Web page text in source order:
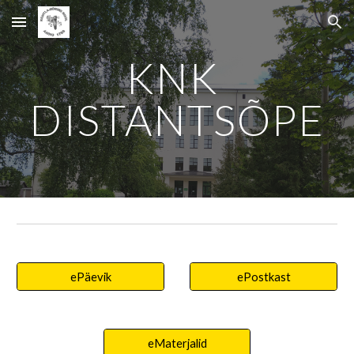
Skip to main content Skip to navigation
KNK
DISTANTSÕPE
ePäevik ePostkast
eMaterjalid